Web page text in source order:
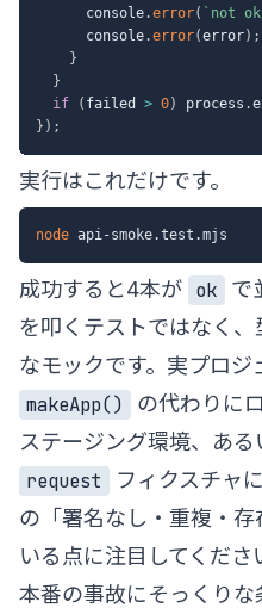
      console
.error( ` not
      console
.error(error) ;
}
}
if
( failed > 0) process .
} ) ;
実行はこれだけです。
node
成功すると4本が ok
で
を叩くテストではなく
なモックです。実プロジ
makeApp()
の代わりに
ステージング環境、あ
request
フィクスチャ
の「署名なし・重複・
いる点に注目してくださ
本番の事故にそっくりな